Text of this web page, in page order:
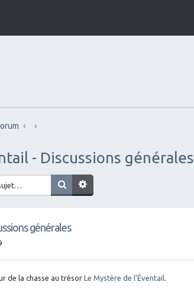
- Discussions générales
générales
de la chasse au trésor Le Mystère de l’Éventail